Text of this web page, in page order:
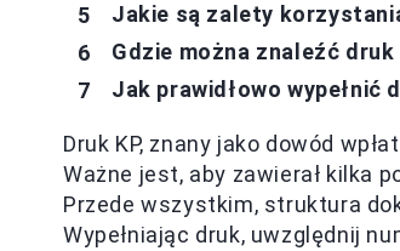
Jakie są zalety
Gdzie można znaleźć
Jak prawidłowo wypełnić
Druk KP, znany jako dowód
Ważne jest, aby zawierał kilka
Przede wszystkim, struktura
Wypełniając druk, uwzględnij